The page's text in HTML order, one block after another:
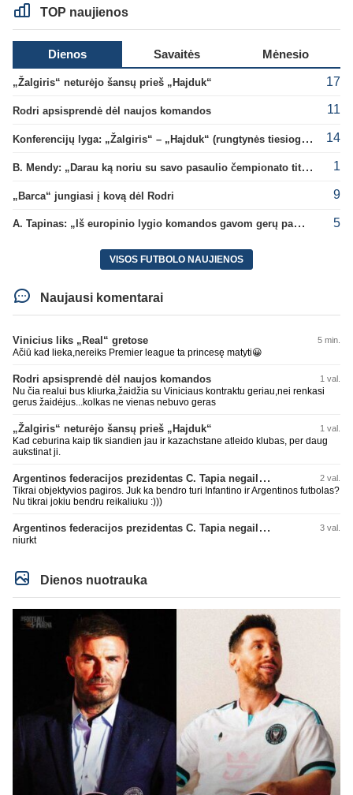
TOP naujienos
Dienos Savaitės Mėnesio
„Žalgiris“ neturėjo šansų prieš „Hajduk“ 17
Rodri apsisprendė dėl naujos komandos 11
Konferencijų lyga: „Žalgiris“ – „Hajduk“ (rungtynės tiesiogiai) 14
B. Mendy: „Darau ką noriu su savo pasaulio čempionato titulu“ 1
„Barca“ jungiasi į kovą dėl Rodri 9
A. Tapinas: „Iš europinio lygio komandos gavom gerų pamokų“ 5
VISOS FUTBOLO NAUJIENOS
Naujausi komentarai
Vinicius liks „Real“ gretose 5 min.
Ačiū kad lieka,nereiks Premier league ta princesę matyti😀
Rodri apsisprendė dėl naujos komandos 1 val.
Nu čia realui bus kliurka,žaidžia su Viniciaus kontraktu geriau,nei renkasi
gerus žaidėjus...kolkas ne vienas nebuvo geras
„Žalgiris“ neturėjo šansų prieš „Hajduk“ 1 val.
Kad ceburina kaip tik siandien jau ir kazachstane atleido klubas, per daug
aukstinat ji.
Argentinos federacijos prezidentas C. Tapia negailėjo pagyrų G. Infantino 2 val.
Tikrai objektyvios pagiros. Juk ka bendro turi Infantino ir Argentinos futbolas?
Nu tikrai jokiu bendru reikaliuku :)))
Argentinos federacijos prezidentas C. Tapia negailėjo pagyrų G. Infantino 3 val.
niurkt
Dienos nuotrauka